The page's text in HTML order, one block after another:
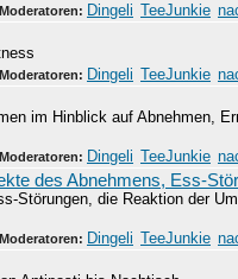
Moderatoren: Dingeli TeeJunkie
Moderatoren: Dingeli TeeJunkie
im Hinblick auf Abnehmen,
Moderatoren: Dingeli TeeJunkie
des Abnehmens, Ess-
Störungen, die Reaktion der
Moderatoren: Dingeli TeeJunkie